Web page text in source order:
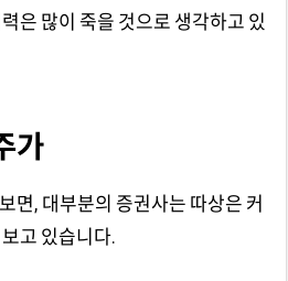
은 많이 죽을 것으로 생각하고 있
가
면, 대부분의 증권사는 따상은 커
고 있습니다.